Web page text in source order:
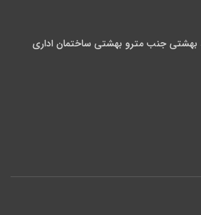
بهشتی جنب مترو بهشتی ساختمان اداری